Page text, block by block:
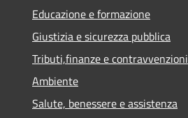
Educazione e formazione
Giustizia e sicurezza pubblica
Tributi,finanze e contravvenzioni
Ambiente
Salute, benessere e assistenza